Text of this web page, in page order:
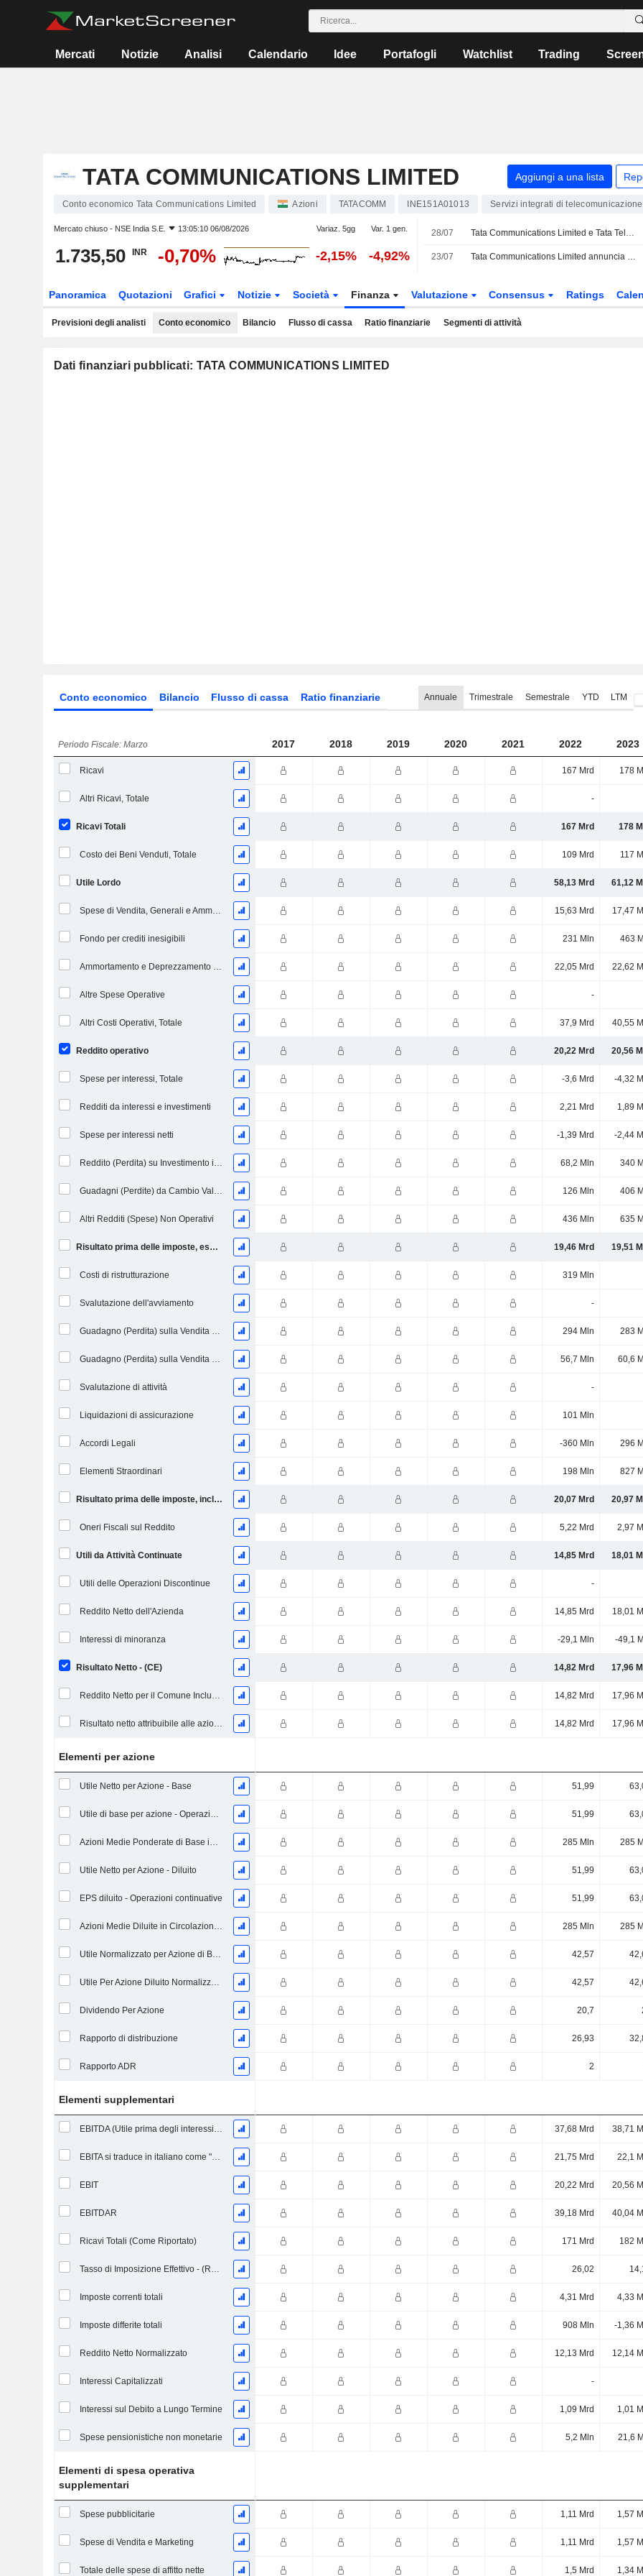
Mercati Notizie Analisi Calendario Idee Portafogli Watchlist Trading
TATA COMMUNICATIONS LIMITED Aggiungi a una lista
Conto economico Tata Communications Limited Azioni TATACOMM INE151A01013 Servizi integrati di telecomunicazione
Mercato chiuso - NSE India S.E. 13:05:10 06/08/2026 Variaz. 5gg Var. 1 gen.
1.735,50 INR -0,70% -2,15% -4,92%
28/07 Tata Communications Limited e Tata Tele Business Services, marchio di Tata Teleservices Limited, uniscono le forze per portare un'infrastruttura IA unificata nell'economia delle PMI indiane
23/07 Tata Communications Limited annuncia la nomina di Narottam Sharma a Executive Vice President & Chief Transformation Officer, a partire dal 21 settembre 2026
Panoramica Quotazioni Grafici Notizie Società Finanza Valutazione Consensus Ratings
Previsioni degli analisti Conto economico Bilancio Flusso di cassa Ratio finanziarie Segmenti di attività
Dati finanziari pubblicati: TATA COMMUNICATIONS LIMITED
Conto economico Bilancio Flusso di cassa Ratio finanziarie Annuale Trimestrale Semestrale YTD LTM
Periodo Fiscale: Marzo 2017 2018 2019 2020 2021 2022 2023
Ricavi 167 Mrd 178
Altri Ricavi, Totale -
Ricavi Totali 167 Mrd 178
Costo dei Beni Venduti, Totale 109 Mrd 117
Utile Lordo 58,13 Mrd 61,12
Spese di Vendita, Generali e Amministrative, Totale 15,63 Mrd 17,47
Fondo per crediti inesigibili 231 Mln 463
Ammortamento e Deprezzamento - (CeR) 22,05 Mrd 22,62
Altre Spese Operative -
Altri Costi Operativi, Totale 37,9 Mrd 40,55
Reddito operativo 20,22 Mrd 20,56
Spese per interessi, Totale -3,6 Mrd -4,32
Redditi da interessi e investimenti 2,21 Mrd 1,89
Spese per interessi netti -1,39 Mrd -2,44
Reddito (Perdita) su Investimento in Capitale Proprio. 68,2 Mln 340
Guadagni (Perdite) da Cambio Valuta 126 Mln 406
Altri Redditi (Spese) Non Operativi 436 Mln 635
Risultato prima delle imposte, escl. elementi straordinari 19,46 Mrd 19,51
Costi di ristrutturazione 319 Mln
Svalutazione dell'avviamento -
Guadagno (Perdita) sulla Vendita di Investimenti 294 Mln 283
Guadagno (Perdita) sulla Vendita di Attività 56,7 Mln 60,6
Svalutazione di attività -
Liquidazioni di assicurazione 101 Mln
Accordi Legali -360 Mln 296
Elementi Straordinari 198 Mln 827
Risultato prima delle imposte, incl. elementi insoliti 20,07 Mrd 20,97
Oneri Fiscali sul Reddito 5,22 Mrd 2,97
Utili da Attività Continuate 14,85 Mrd 18,01
Utili delle Operazioni Discontinue -
Reddito Netto dell'Azienda 14,85 Mrd 18,01
Interessi di minoranza -29,1 Mln -49,1
Risultato Netto - (CE) 14,82 Mrd 17,96
Reddito Netto per il Comune Inclusi Elementi Straordinari 14,82 Mrd 17,96
Risultato netto attribuibile alle azioni ordinarie escl. elementi straordinari 14,82 Mrd 17,96
Elementi per azione
Utile Netto per Azione - Base 51,99
Utile di base per azione - Operazioni continuative 51,99
Azioni Medie Ponderate di Base in Circolazione 285 Mln 285
Utile Netto per Azione - Diluito 51,99
EPS diluito - Operazioni continuative 51,99
Azioni Medie Diluite in Circolazione Ponderate 285 Mln 285
Utile Normalizzato per Azione di Base 42,57
Utile Per Azione Diluito Normalizzato 42,57
Dividendo Per Azione 20,7
Rapporto di distribuzione 26,93
Rapporto ADR 2
Elementi supplementari
EBITDA (Utile prima degli interessi, delle imposte, del deprezzamento e dell'ammortamento) 37,68 Mrd 38,71
EBITA si traduce in italiano come "Risultato Prima di Interessi, Tasse e Ammortamenti". 21,75 Mrd 22,1
EBIT 20,22 Mrd 20,56
EBITDAR 39,18 Mrd 40,04
Ricavi Totali (Come Riportato) 171 Mrd 182
Tasso di Imposizione Effettivo - (Rapporto) 26,02
Imposte correnti totali 4,31 Mrd 4,33
Imposte differite totali 908 Mln -1,36
Reddito Netto Normalizzato 12,13 Mrd 12,14
Interessi Capitalizzati -
Interessi sul Debito a Lungo Termine 1,09 Mrd 1,01
Spese pensionistiche non monetarie 5,2 Mln 21,6
Elementi di spesa operativa
supplementari
Spese pubblicitarie 1,11 Mrd 1,57
Spese di Vendita e Marketing 1,11 Mrd 1,57
Totale delle spese di affitto nette 1,5 Mrd 1,34